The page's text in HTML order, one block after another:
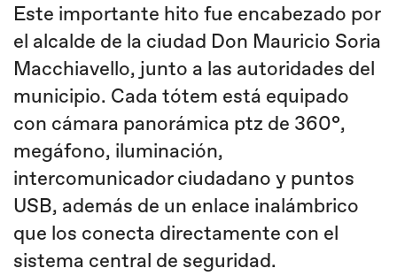
Este importante hito fue encabezado por
el alcalde de la ciudad Don Mauricio Soria
Macchiavello, junto a las autoridades del
municipio. Cada tótem está equipado
con cámara panorámica ptz de 360°,
megáfono, iluminación,
intercomunicador ciudadano y puntos
USB, además de un enlace inalámbrico
que los conecta directamente con el
sistema central de seguridad.